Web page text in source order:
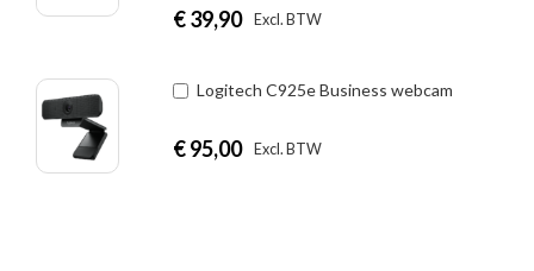
€39,90 Excl. BTW
Logitech C925e Business webcam
€95,00 Excl. BTW